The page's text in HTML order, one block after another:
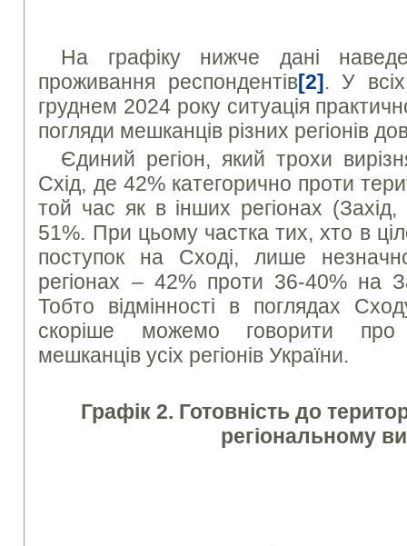
На графіку нижче дані
проживання респондентів[2]. У
груднем 2024 року ситуація
погляди мешканців різних регіонів
Єдиний регіон, який трохи
Схід, де 42% категорично проти
той час як в інших регіонах
51%. При цьому частка тих, хто в
поступок на Сході, лише
регіонах – 42% проти 36-40% на
Тобто відмінності в поглядах
скоріше можемо говорити про
мешканців усіх регіонів України.
Графік 2. Готовність до
регіональному